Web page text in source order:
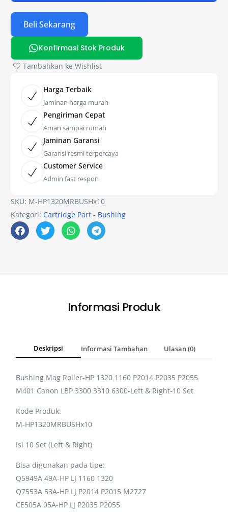
Beli Sekarang
Konfirmasi Stok Produk
Tambahkan ke Wishlist
Harga Terbaik
Jaminan harga murah
Pengiriman Cepat
Aman sampai rumah
Jaminan Garansi
Garansi resmi terpercaya
Customer Service
Admin fast respon
SKU: M-HP1320MRBUSHx10
Kategori: Cartridge Part - Bushing
Informasi Produk
Deskripsi Informasi Tambahan Ulasan (0)
Bushing Mag Roller-HP 1320 1160 P2014 P2035 P2055
M401 Canon LBP 3300 3310 6300-Left & Right-10 Set
Kode Produk:
M-HP1320MRBUSHx10
Isi 10 Set (Left & Right)
Bisa digunakan pada tipe:
Q5949A 49A-HP LJ 1160 1320
Q7553A 53A-HP LJ P2014 P2015 M2727
CE505A 05A-HP LJ P2035 P2055